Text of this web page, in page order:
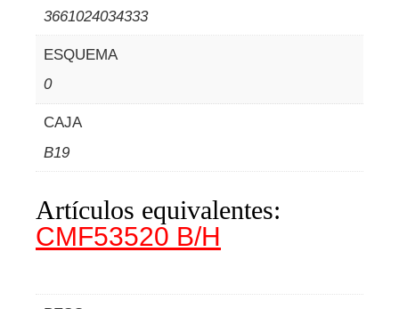
3661024034333
ESQUEMA
0
CAJA
B19
Artículos equivalentes:
CMF53520 B/H